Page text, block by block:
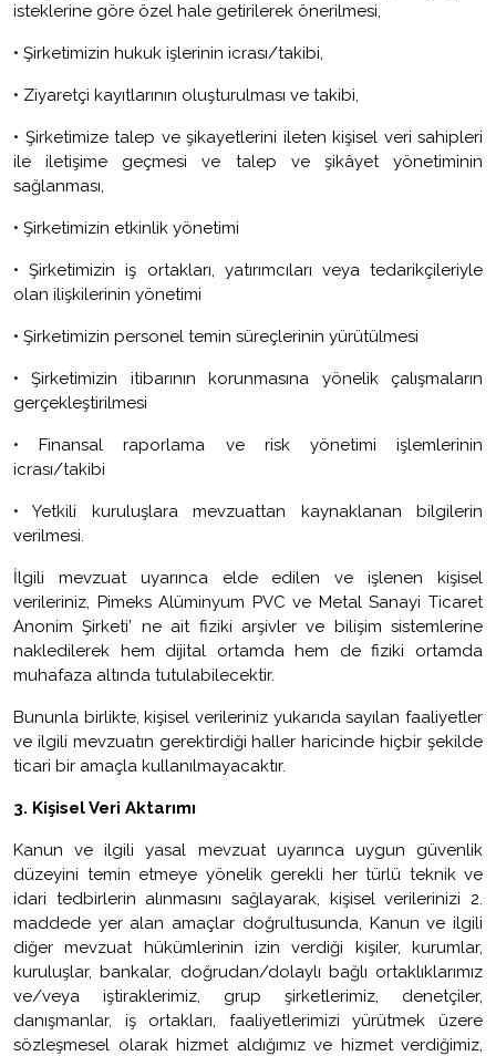
isteklerine göre özel hale getirilerek önerilmesi,
• Şirketimizin hukuk işlerinin icrası/takibi,
• Ziyaretçi kayıtlarının oluşturulması ve takibi,
• Şirketimize talep ve şikayetlerini ileten kişisel veri sahipleri
ile iletişime geçmesi ve talep ve şikâyet yönetiminin
sağlanması,
• Şirketimizin etkinlik yönetimi
• Şirketimizin iş ortakları, yatırımcıları veya tedarikçileriyle
olan ilişkilerinin yönetimi
• Şirketimizin personel temin süreçlerinin yürütülmesi
•
Şirketimizin itibarının korunmasına yönelik çalışmaların
gerçekleştirilmesi
•
Finansal raporlama ve risk yönetimi işlemlerinin
icrası/takibi
•
Yetkili kuruluşlara mevzuattan kaynaklanan bilgilerin
verilmesi.
İlgili mevzuat uyarınca elde edilen ve işlenen kişisel
verileriniz, Pimeks Alüminyum PVC ve Metal Sanayi Ticaret
Anonim Şirketi’ ne ait fiziki arşivler ve bilişim sistemlerine
nakledilerek hem dijital ortamda hem de fiziki ortamda
muhafaza altında tutulabilecektir.
Bununla birlikte, kişisel verileriniz yukarıda sayılan faaliyetler
ve ilgili mevzuatın gerektirdiği haller haricinde hiçbir şekilde
ticari bir amaçla kullanılmayacaktır.
3. Kişisel Veri Aktarımı
Kanun ve ilgili yasal mevzuat uyarınca uygun güvenlik
düzeyini temin etmeye yönelik gerekli her türlü teknik ve
idari tedbirlerin alınmasını sağlayarak, kişisel verilerinizi 2.
maddede yer alan amaçlar doğrultusunda, Kanun ve ilgili
diğer mevzuat hükümlerinin izin verdiği kişiler, kurumlar,
kuruluşlar, bankalar, doğrudan/dolaylı bağlı ortaklıklarımız
ve/veya iştiraklerimiz, grup şirketlerimiz, denetçiler,
danışmanlar, iş ortakları, faaliyetlerimizi yürütmek üzere
sözleşmesel olarak hizmet aldığımız ve hizmet verdiğimiz,